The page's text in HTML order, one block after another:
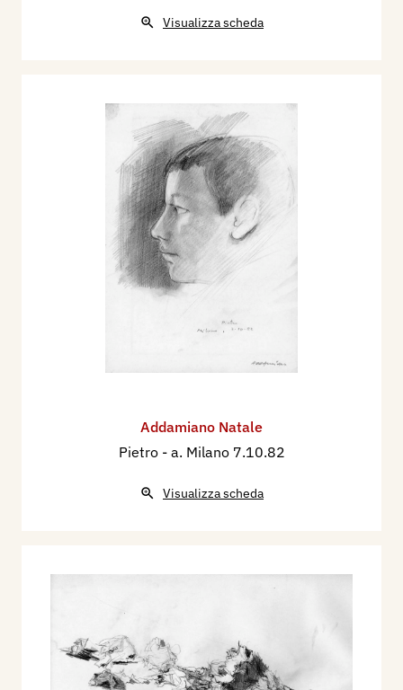
Visualizza scheda
Addamiano Natale
Pietro - a. Milano 7.10.82
Visualizza scheda